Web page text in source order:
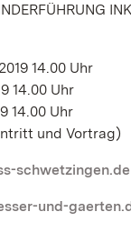
14.00 Uhr
14.00 Uhr
14.00 Uhr
und Vortrag)
schwetzingen.de
und-